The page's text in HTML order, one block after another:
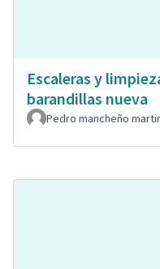
Escaleras y
barandillas nueva
Pedro mancheño